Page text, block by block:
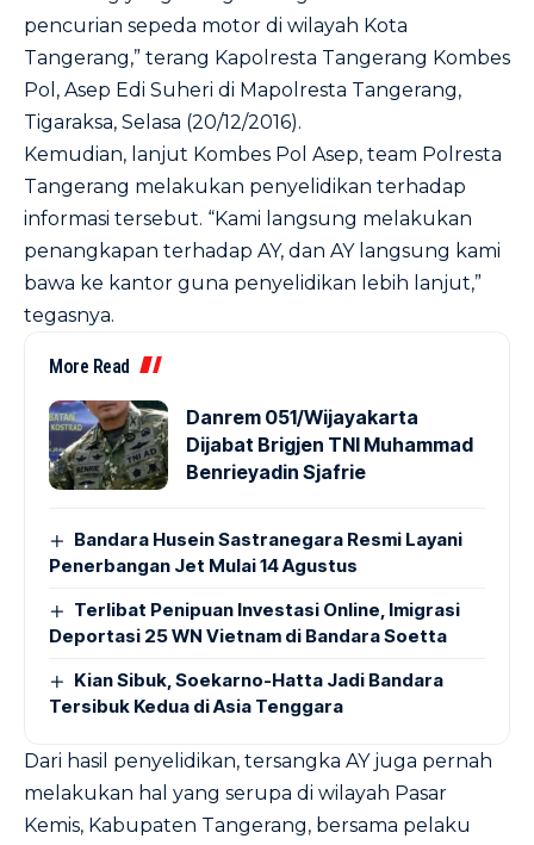
pencurian sepeda motor di wilayah Kota
Tangerang,” terang Kapolresta Tangerang Kombes
Pol, Asep Edi Suheri di Mapolresta Tangerang,
Tigaraksa, Selasa (20/12/2016).
Kemudian, lanjut Kombes Pol Asep, team Polresta
Tangerang melakukan penyelidikan terhadap
informasi tersebut. “Kami langsung melakukan
penangkapan terhadap AY, dan AY langsung kami
bawa ke kantor guna penyelidikan lebih lanjut,”
tegasnya.
More Read
Danrem 051/Wijayakarta
Dijabat Brigjen TNI Muhammad
Benrieyadin Sjafrie
Bandara Husein Sastranegara Resmi Layani
Penerbangan Jet Mulai 14 Agustus
Terlibat Penipuan Investasi Online, Imigrasi
Deportasi 25 WN Vietnam di Bandara Soetta
Kian Sibuk, Soekarno-Hatta Jadi Bandara
Tersibuk Kedua di Asia Tenggara
Dari hasil penyelidikan, tersangka AY juga pernah
melakukan hal yang serupa di wilayah Pasar
Kemis, Kabupaten Tangerang, bersama pelaku